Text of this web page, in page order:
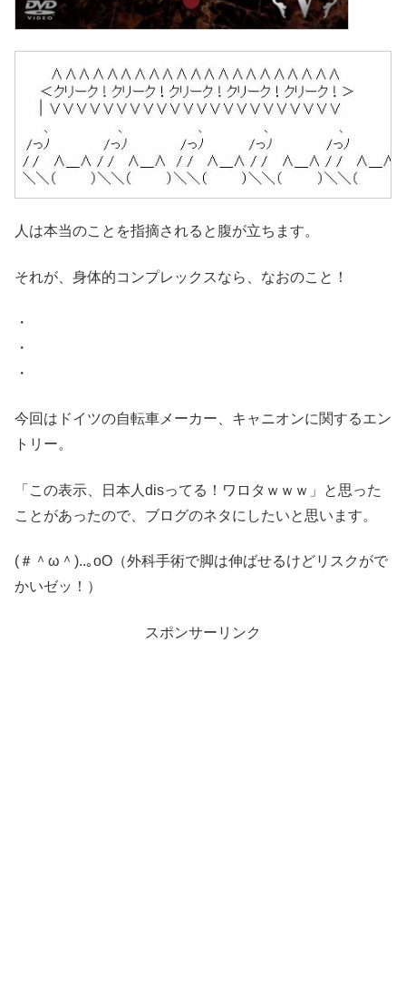
人は本当のことを指摘されると腹が立ちます。
それが、身体的コンプレックスなら、なおのこと！
・
・
・
今回はドイツの自転車メーカー、キャニオンに関するエン
トリー。
「 この表示、日本人disってる！ワロタｗｗｗ 」と思った
ことがあったので、ブログのネタにしたいと思います。
(＃＾ω＾)..｡oO（外科手術で脚は伸ばせるけどリスクがで
かいゼッ！）
スポンサーリンク